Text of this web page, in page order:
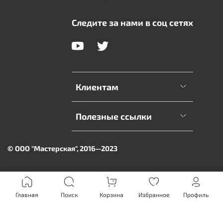
Клиентам
Полезные ссылки
Следите за нами в соц сетях
© ООО "Мастерская", 2016—2023
Главная Поиск Корзина Избранное Профиль